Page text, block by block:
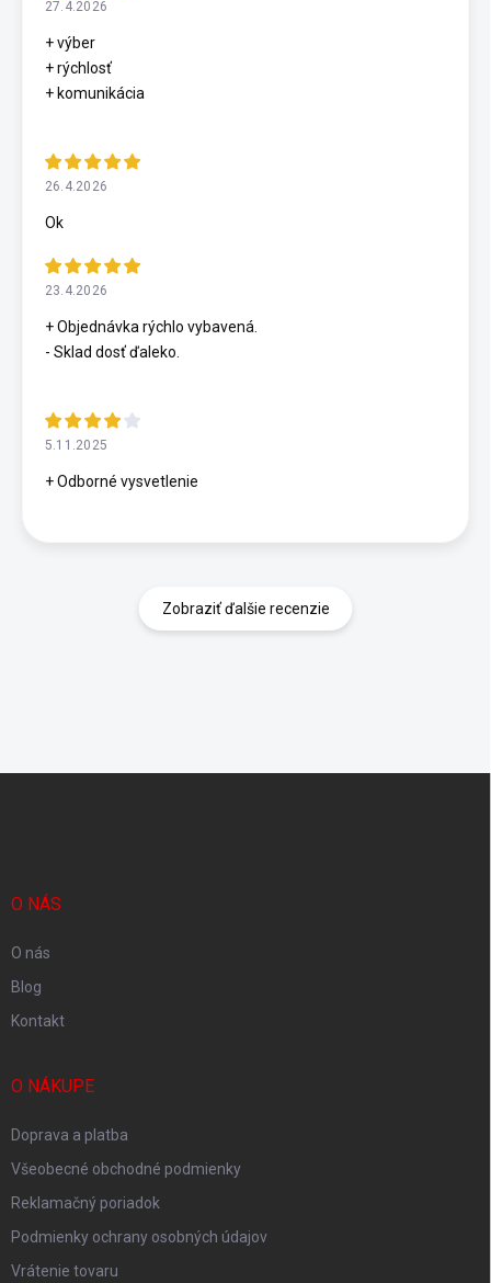
27.4.2026
+ výber
+ rýchlosť
+ komunikácia
26.4.2026
Ok
23.4.2026
+ Objednávka rýchlo vybavená.
- Sklad dosť ďaleko.
5.11.2025
+ Odborné vysvetlenie
Zobraziť ďalšie recenzie
O NÁS
O nás
Blog
Kontakt
O NÁKUPE
Doprava a platba
Všeobecné obchodné podmienky
Reklamačný poriadok
Podmienky ochrany osobných údajov
Vrátenie tovaru